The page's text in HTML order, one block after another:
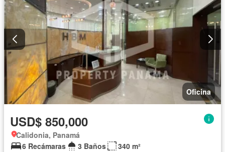
Oficina
USD$ 850,000
Calidonia, Panamá
6 Recámaras
3 Baños 340 m²